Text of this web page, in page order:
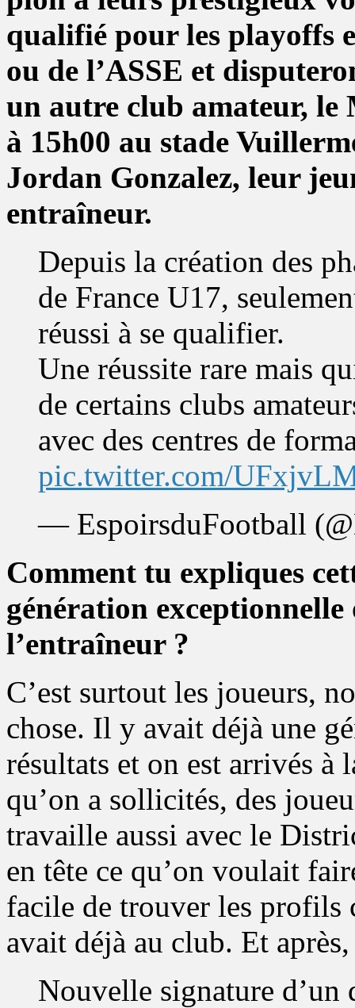
qualifié pour les playoffs
ou de l’ASSE et
un autre club amateur, le
à 15h00 au stade
Jordan Gonzalez, leur
entraîneur.
Depuis la création des
de France U17,
réussi à se qualifier.
Une réussite rare mais
de certains clubs
avec des centres de
pic.twitter.com/
— EspoirsduFootball
Comment tu expliques
génération
l’entraîneur ?
C’est surtout les joueurs,
chose. Il y avait déjà une
résultats et on est arrivés à
qu’on a sollicités, des
travaille aussi avec le
en tête ce qu’on voulait
facile de trouver les profils
avait déjà au club. Et
Nouvelle signature d’un